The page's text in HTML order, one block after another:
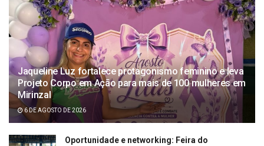
Jaqueline Luz fortalece protagonismo feminino e leva
Projeto Corpo em Ação para mais de 100 mulheres em
Mirinzal
6 DE AGOSTO DE 2026
Oportunidade e networking: Feira do